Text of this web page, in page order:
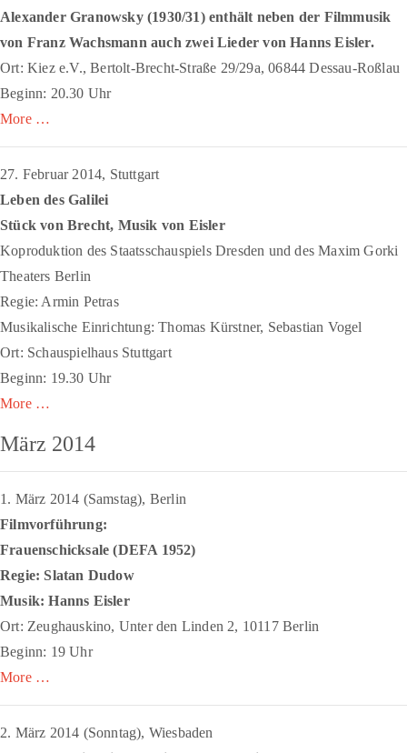
Alexander Granowsky (1930/31) enthält neben der Filmmusik
von Franz Wachsmann auch zwei Lieder von Hanns Eisler.
Ort: Kiez e.V., Bertolt-Brecht-Straße 29/29a, 06844 Dessau-Roßlau
Beginn: 20.30 Uhr
More …
27. Februar 2014, Stuttgart
Leben des Galilei
Stück von Brecht, Musik von Eisler
Koproduktion des Staatsschauspiels Dresden und des Maxim Gorki
Theaters Berlin
Regie: Armin Petras
Musikalische Einrichtung: Thomas Kürstner, Sebastian Vogel
Ort: Schauspielhaus Stuttgart
Beginn: 19.30 Uhr
More …
März 2014
1. März 2014 (Samstag), Berlin
Filmvorführung:
Frauenschicksale (DEFA 1952)
Regie: Slatan Dudow
Musik: Hanns Eisler
Ort: Zeughauskino, Unter den Linden 2, 10117 Berlin
Beginn: 19 Uhr
More …
2. März 2014 (Sonntag), Wiesbaden